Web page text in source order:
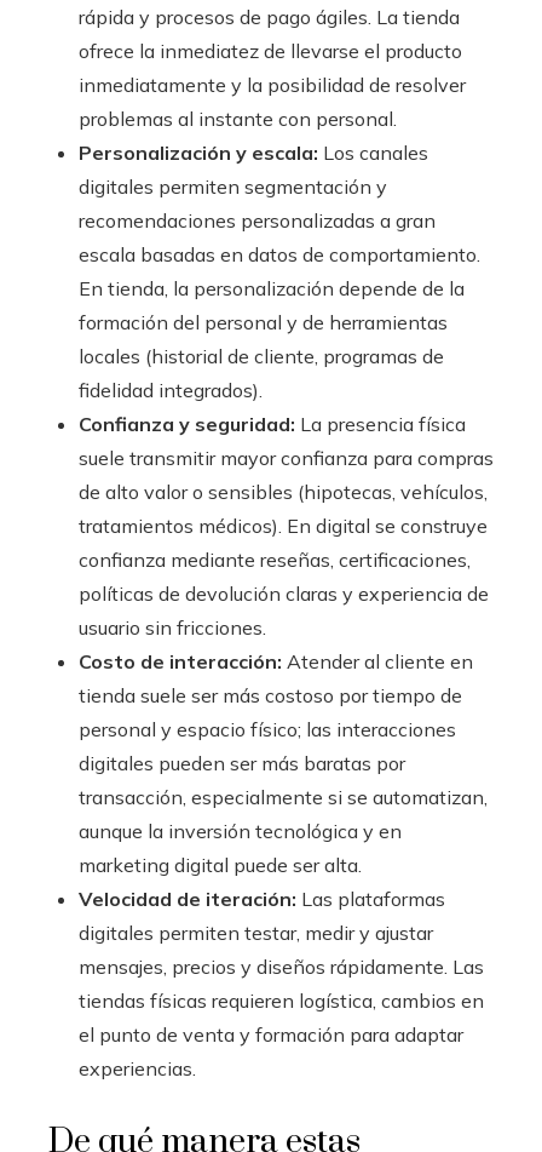
rápida y procesos de pago ágiles. La tienda
ofrece la inmediatez de llevarse el producto
inmediatamente y la posibilidad de resolver
problemas al instante con personal.
Personalización y escala: Los canales
digitales permiten segmentación y
recomendaciones personalizadas a gran
escala basadas en datos de comportamiento.
En tienda, la personalización depende de la
formación del personal y de herramientas
locales (historial de cliente, programas de
fidelidad integrados).
Confianza y seguridad: La presencia física
suele transmitir mayor confianza para compras
de alto valor o sensibles (hipotecas, vehículos,
tratamientos médicos). En digital se construye
confianza mediante reseñas, certificaciones,
políticas de devolución claras y experiencia de
usuario sin fricciones.
Costo de interacción: Atender al cliente en
tienda suele ser más costoso por tiempo de
personal y espacio físico; las interacciones
digitales pueden ser más baratas por
transacción, especialmente si se automatizan,
aunque la inversión tecnológica y en
marketing digital puede ser alta.
Velocidad de iteración: Las plataformas
digitales permiten testar, medir y ajustar
mensajes, precios y diseños rápidamente. Las
tiendas físicas requieren logística, cambios en
el punto de venta y formación para adaptar
experiencias.
De qué manera estas